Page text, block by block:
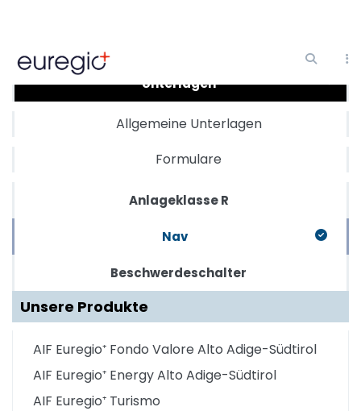
zum
Inhalt
Unterlagen
Allgemeine Unterlagen
Formulare
Anlageklasse R
Nav
Beschwerdeschalter
Unsere Produkte
AIF Euregio⁺ Fondo Valore Alto Adige-Südtirol
AIF Euregio⁺ Energy Alto Adige-Südtirol
AIF Euregio⁺ Turismo